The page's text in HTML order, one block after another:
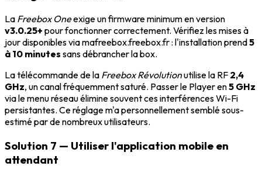
La Freebox Oneexige un firmware minimum en version
v3.0.25+ pour fonctionner correctement. Vérifiez les mises à
jour disponibles via mafreebox.freebox.fr : l'installation prend5
à 10 minutes sans débrancher la box.
La télécommande de la Freebox Révolutionutilise la RF 2,4
GHz, un canal fréquemment saturé. Passer le Player en5 GHz
via le menu réseau élimine souvent ces interférences Wi-Fi
persistantes. Ce réglage m'a personnellement semblé sous-
estimé par de nombreux utilisateurs.
Solution 7 — Utiliser l'application mobile en
attendant